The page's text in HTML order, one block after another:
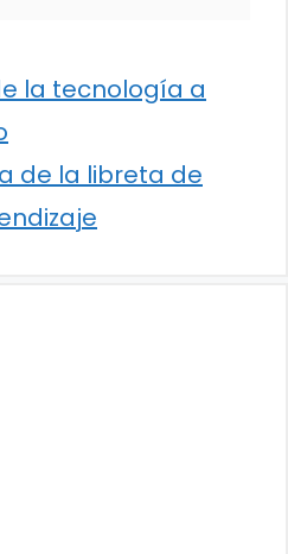
la tecnología a
de la libreta de